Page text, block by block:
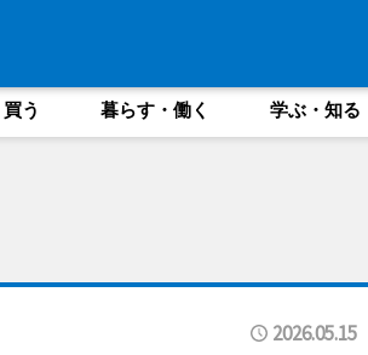
買う 暮らす・働く 学ぶ・知る
2026.05.15